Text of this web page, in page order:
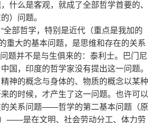
什么是客观，就成了全部哲学首要的、
的）问题。
全部哲学，特别是近代（重点是我加的
重大的基本问题，是思维和存在的关系
题并不是与生俱来的：泰利士。巴门尼
国，印度的哲学家没有提出这一问题。
神的概念与身体的、物质的概念以某种
的时候，才产生了这一问题。也许可以
关系问题——哲学的第二基本问题（原
——是在文明、社会劳动分工、体力劳